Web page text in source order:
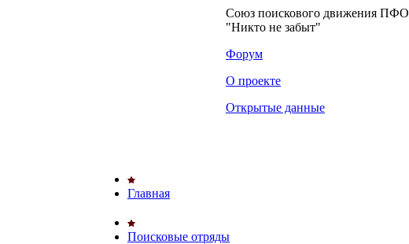
Союз поискового движения ПФО
"Никто не забыт"
Форум
О проекте
Открытые данные
Главная
Поисковые отряды